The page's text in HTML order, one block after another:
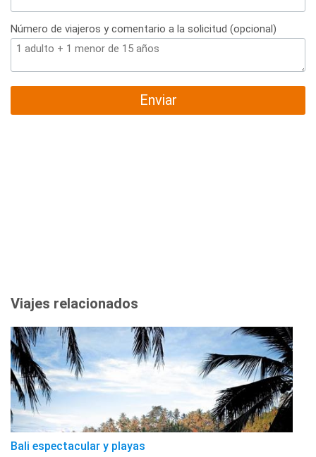
Número de viajeros y comentario a la solicitud (opcional)
Enviar
Viajes relacionados
Bali espectacular y playas